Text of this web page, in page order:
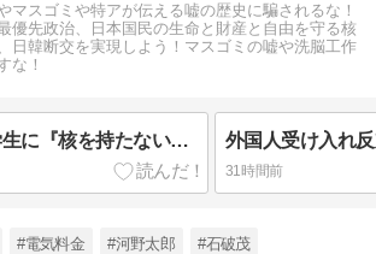
マスゴミや特アが伝える嘘の歴史に騙されるな！
優先政治、日本国民の生命と財産と自由を守る核
日韓断交を実現しよう！マスゴミの嘘や洗脳工作
な！
被団協代表、中学生に『核を持たないで日本を守れますか』と問われ危機感！回答は？『核廃絶』訴える馬鹿は日本の癌！中学生が正解！ 1945年の日本や2022年のウクライナなどで証明済み
31時間前
#電気料金 #河野太郎 #石破茂